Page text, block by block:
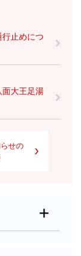
止めにつ
面大王足湯
せの